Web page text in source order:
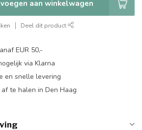
aan winkelwagen
Deel dit product
EUR 50,-
via Klarna
en snelle levering
te halen in Den Haag